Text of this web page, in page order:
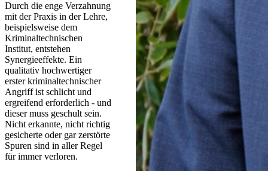
Durch die enge Verzahnung
mit der Praxis in der Lehre,
beispielsweise dem
Kriminaltechnischen
Institut, entstehen
Synergieeffekte. Ein
qualitativ hochwertiger
erster kriminaltechnischer
Angriff ist schlicht und
ergreifend erforderlich - und
dieser muss geschult sein.
Nicht erkannte, nicht richtig
gesicherte oder gar zerstörte
Spuren sind in aller Regel
für immer verloren.